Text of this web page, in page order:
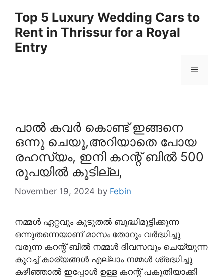
content
Top 5 Luxury Wedding Cars to
Rent in Thrissur for a Royal
Entry
Menu
പാൽ കവർ കൊണ്ട് ഇങ്ങനെ
ഒന്നു ചെയൂ,അറിയാതെ പോയ
രഹസ്യം, ഇനി കറന്റ്‌ ബിൽ 500
രൂപയിൽ കൂടില്ല,
November 19, 2024 by Febin
നമ്മൾ ഏറ്റവും കൂടുതൽ ബുദ്ധിമുട്ടിക്കുന്ന
ഒന്നുതന്നെയാണ് മാസം തോറും വർദ്ധിച്ചു
വരുന്ന കറന്റ് ബിൽ നമ്മൾ ദിവസവും ചെയ്യുന്ന
കുറച്ച് കാര്യങ്ങൾ എല്ലാം നമ്മൾ ശ്രദ്ധിച്ചു
കഴിഞ്ഞാൽ ഇപ്പോൾ ഉള്ള കറന്റ് പകുതിയാക്കി